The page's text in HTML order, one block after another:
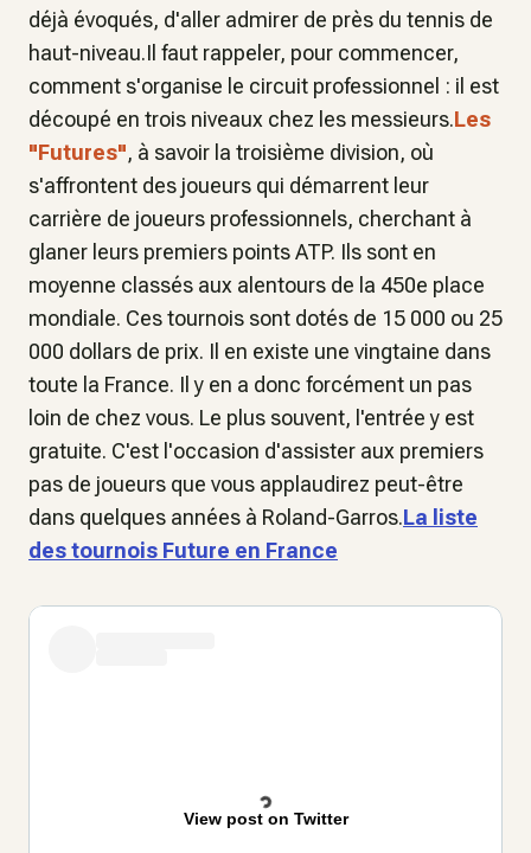
déjà évoqués, d'aller admirer de près du tennis de
haut-niveau.Il faut rappeler, pour commencer,
comment s'organise le circuit professionnel : il est
découpé en trois niveaux chez les messieurs.Les
"Futures", à savoir la troisième division, où
s'affrontent des joueurs qui démarrent leur
carrière de joueurs professionnels, cherchant à
glaner leurs premiers points ATP. Ils sont en
moyenne classés aux alentours de la 450e place
mondiale. Ces tournois sont dotés de 15 000 ou 25
000 dollars de prix. Il en existe une vingtaine dans
toute la France. Il y en a donc forcément un pas
loin de chez vous. Le plus souvent, l'entrée y est
gratuite. C'est l'occasion d'assister aux premiers
pas de joueurs que vous applaudirez peut-être
dans quelques années à Roland-Garros.La liste
des tournois Future en France
View post on Twitter